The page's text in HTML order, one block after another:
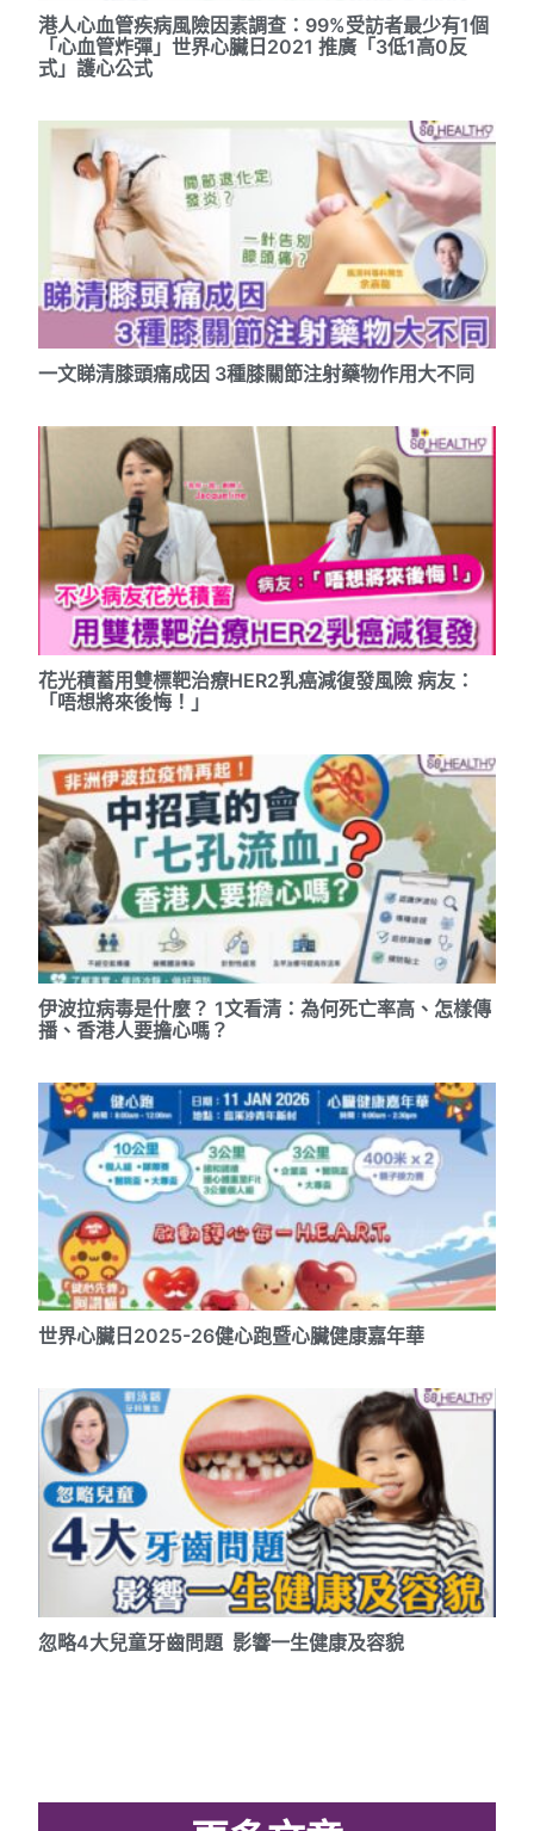
港人心血管疾病風險因素調查：99%受訪者最少有1個
「心血管炸彈」世界心臟日2021 推廣「3低1高0反
式」護心公式
一文睇清膝頭痛成因 3種膝關節注射藥物作用大不同
花光積蓄用雙標靶治療HER2乳癌減復發風險 病友：
「唔想將來後悔！」
伊波拉病毒是什麼？ 1文看清：為何死亡率高、怎樣傳
播、香港人要擔心嗎？
世界心臟日2025-26健心跑暨心臟健康嘉年華
忽略4大兒童牙齒問題 影響一生健康及容貌